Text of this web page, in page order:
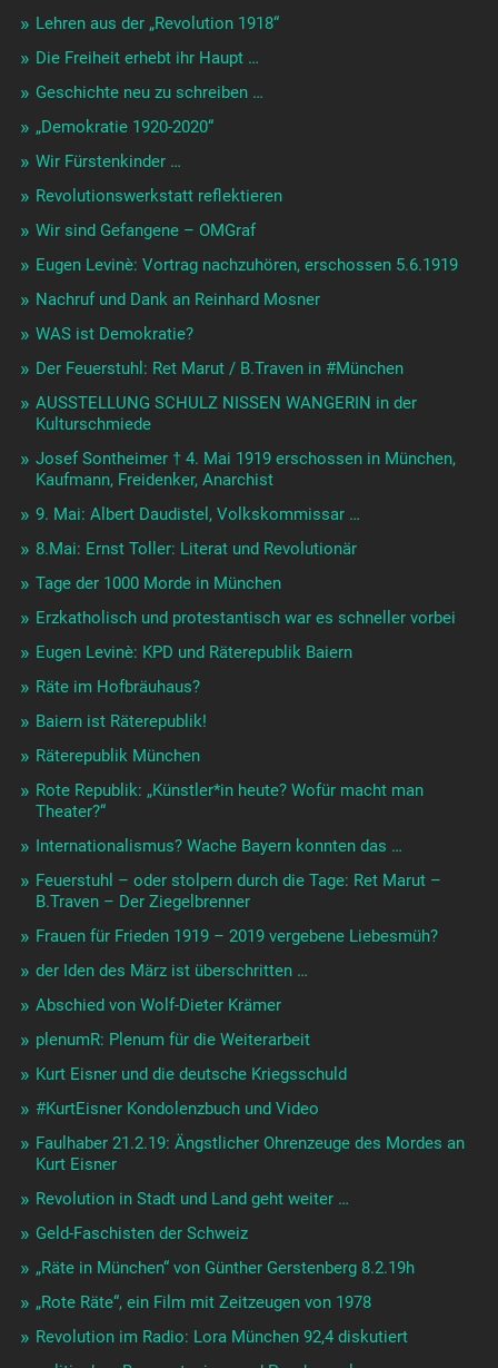
Lehren aus der „Revolution 1918“
Die Freiheit erhebt ihr Haupt …
Geschichte neu zu schreiben …
„Demokratie 1920-2020“
Wir Fürstenkinder …
Revolutionswerkstatt reflektieren
Wir sind Gefangene – OMGraf
Eugen Levinè: Vortrag nachzuhören, erschossen 5.6.1919
Nachruf und Dank an Reinhard Mosner
WAS ist Demokratie?
Der Feuerstuhl: Ret Marut / B.Traven in #München
AUSSTELLUNG SCHULZ NISSEN WANGERIN in der
Kulturschmiede
Josef Sontheimer † 4. Mai 1919 erschossen in München,
Kaufmann, Freidenker, Anarchist
9. Mai: Albert Daudistel, Volkskommissar …
8.Mai: Ernst Toller: Literat und Revolutionär
Tage der 1000 Morde in München
Erzkatholisch und protestantisch war es schneller vorbei
Eugen Levinè: KPD und Räterepublik Baiern
Räte im Hofbräuhaus?
Baiern ist Räterepublik!
Räterepublik München
Rote Republik: „Künstler*in heute? Wofür macht man
Theater?“
Internationalismus? Wache Bayern konnten das …
Feuerstuhl – oder stolpern durch die Tage: Ret Marut –
B.Traven – Der Ziegelbrenner
Frauen für Frieden 1919 – 2019 vergebene Liebesmüh?
der Iden des März ist überschritten …
Abschied von Wolf-Dieter Krämer
plenumR: Plenum für die Weiterarbeit
Kurt Eisner und die deutsche Kriegsschuld
#KurtEisner Kondolenzbuch und Video
Faulhaber 21.2.19: Ängstlicher Ohrenzeuge des Mordes an
Kurt Eisner
Revolution in Stadt und Land geht weiter …
Geld-Faschisten der Schweiz
„Räte in München“ von Günther Gerstenberg 8.2.19h
„Rote Räte“, ein Film mit Zeitzeugen von 1978
Revolution im Radio: Lora München 92,4 diskutiert